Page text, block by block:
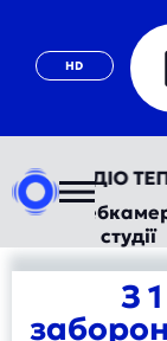
HD
студії
З